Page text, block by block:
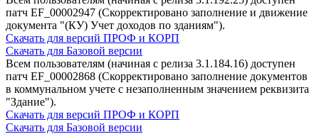
патч EF_00002947 (Скорректировано заполнение и движение
документа "(КУ) Учет доходов по зданиям").
Скачать для версий ПРОФ и КОРП
Скачать для Базовой версии
Всем пользователям (начиная с релиза 3.1.184.16) доступен
патч EF_00002868 (Скорректировано заполнение документов
в коммунальном учете с незаполненным значением реквизита
"Здание").
Скачать для версий ПРОФ и КОРП
Скачать для Базовой версии